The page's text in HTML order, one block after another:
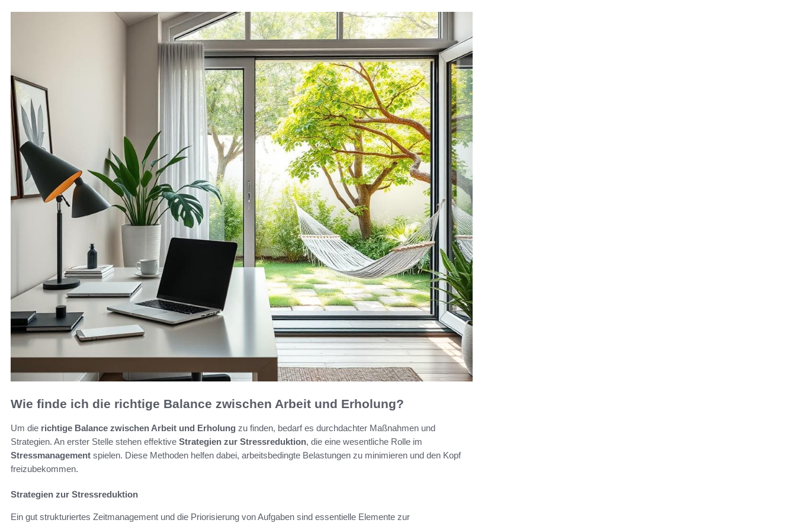
Wie finde ich die richtige Balance zwischen Arbeit und Erholung?
Um die richtige Balance zwischen Arbeit und Erholung zu finden, bedarf es durchdachter Maßnahmen und
Strategien. An erster Stelle stehen effektive Strategien zur Stressreduktion, die eine wesentliche Rolle im
Stressmanagement spielen. Diese Methoden helfen dabei, arbeitsbedingte Belastungen zu minimieren und den Kopf
freizubekommen.
Strategien zur Stressreduktion
Ein gut strukturiertes Zeitmanagement und die Priorisierung von Aufgaben sind essentielle Elemente zur